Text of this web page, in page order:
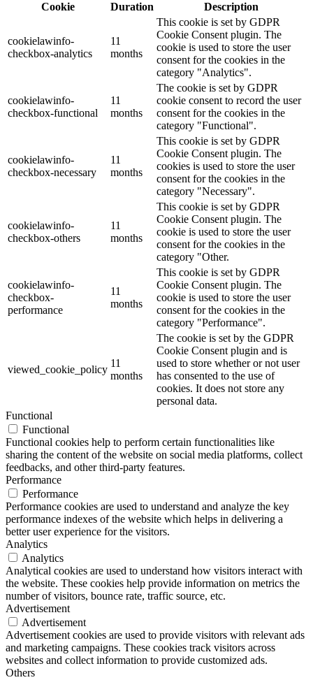
Cookie
Duration Description
cookielawinfo-
checkbox-analytics
11
months
This cookie is set by GDPR
Cookie Consent plugin. The
cookie is used to store the user
consent for the cookies in the
category "Analytics".
cookielawinfo-
checkbox-functional
11
months
The cookie is set by GDPR
cookie consent to record the user
consent for the cookies in the
category "Functional".
cookielawinfo-
checkbox-necessary
11
months
This cookie is set by GDPR
Cookie Consent plugin. The
cookies is used to store the user
consent for the cookies in the
category "Necessary".
cookielawinfo-
checkbox-others
11
months
This cookie is set by GDPR
Cookie Consent plugin. The
cookie is used to store the user
consent for the cookies in the
category "Other.
cookielawinfo-
checkbox-
performance
11
months
This cookie is set by GDPR
Cookie Consent plugin. The
cookie is used to store the user
consent for the cookies in the
category "Performance".
viewed_cookie_policy
11
months
The cookie is set by the GDPR
Cookie Consent plugin and is
used to store whether or not user
has consented to the use of
cookies. It does not store any
personal data.
Functional
Functional
Functional cookies help to perform certain functionalities like
sharing the content of the website on social media platforms, collect
feedbacks, and other third-party features.
Performance
Performance
Performance cookies are used to understand and analyze the key
performance indexes of the website which helps in delivering a
better user experience for the visitors.
Analytics
Analytics
Analytical cookies are used to understand how visitors interact with
the website. These cookies help provide information on metrics the
number of visitors, bounce rate, traffic source, etc.
Advertisement
Advertisement
Advertisement cookies are used to provide visitors with relevant ads
and marketing campaigns. These cookies track visitors across
websites and collect information to provide customized ads.
Others